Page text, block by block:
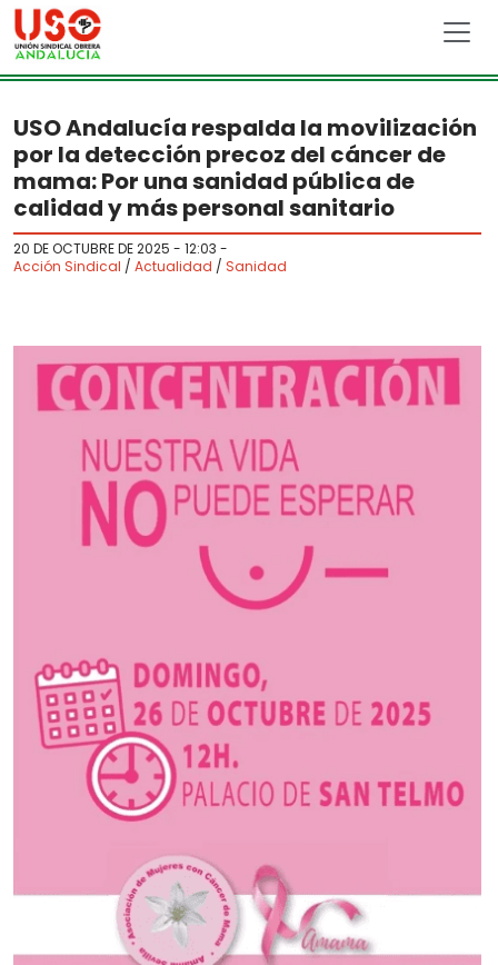
Skip to main content
USO Andalucía respalda la movilización
por la detección precoz del cáncer de
mama: Por una sanidad pública de
calidad y más personal sanitario
20 DE OCTUBRE DE 2025 - 12:03 -
Acción Sindical / Actualidad / Sanidad